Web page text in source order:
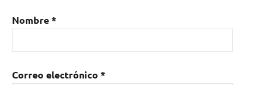
Nombre*
Correo electrónico *